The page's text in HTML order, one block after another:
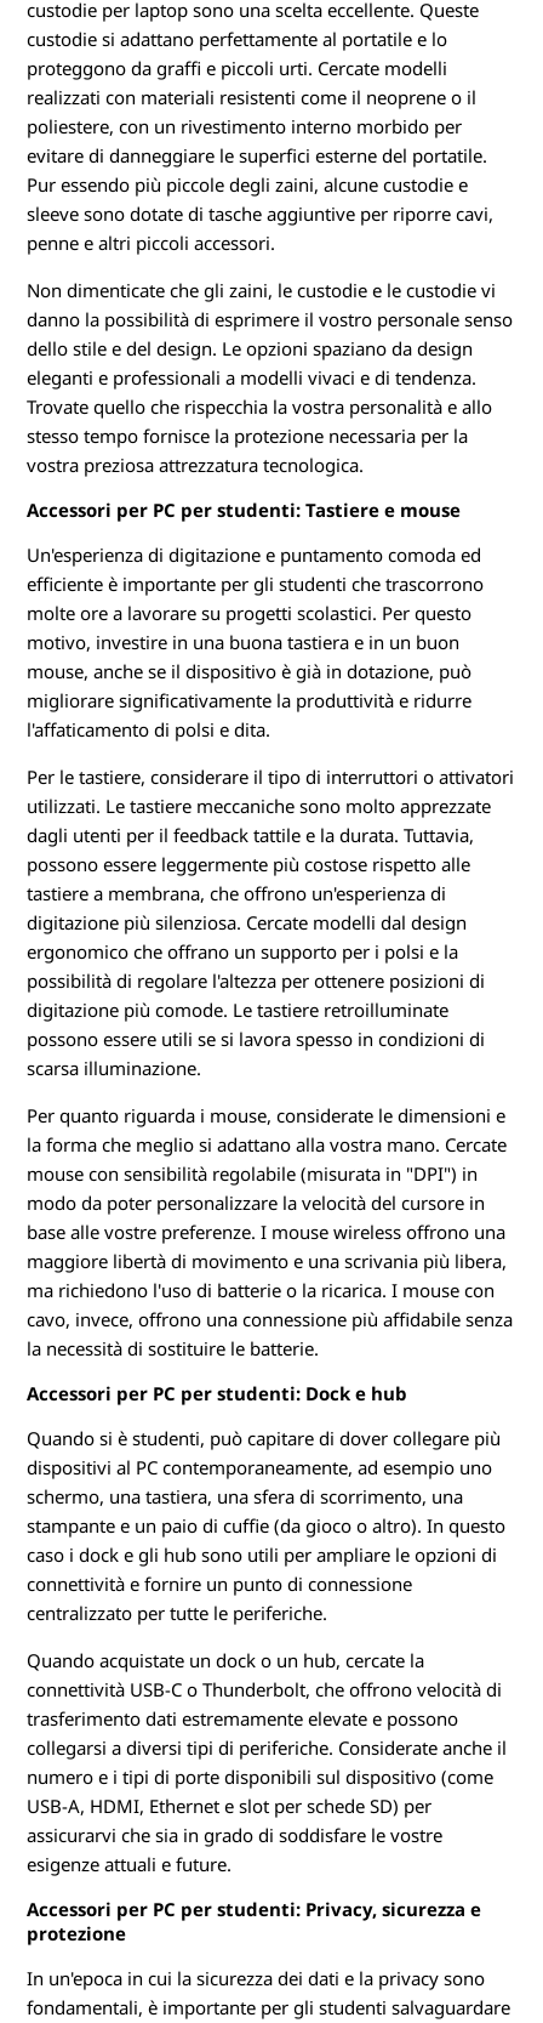
custodie per laptop sono una scelta eccellente. Queste
custodie si adattano perfettamente al portatile e lo
proteggono da graffi e piccoli urti. Cercate modelli
realizzati con materiali resistenti come il neoprene o il
poliestere, con un rivestimento interno morbido per
evitare di danneggiare le superfici esterne del portatile.
Pur essendo più piccole degli zaini, alcune custodie e
sleeve sono dotate di tasche aggiuntive per riporre cavi,
penne e altri piccoli accessori.
Non dimenticate che gli zaini, le custodie e le custodie vi
danno la possibilità di esprimere il vostro personale senso
dello stile e del design. Le opzioni spaziano da design
eleganti e professionali a modelli vivaci e di tendenza.
Trovate quello che rispecchia la vostra personalità e allo
stesso tempo fornisce la protezione necessaria per la
vostra preziosa attrezzatura tecnologica.
Accessori per PC per studenti: Tastiere e mouse
Un'esperienza di digitazione e puntamento comoda ed
efficiente è importante per gli studenti che trascorrono
molte ore a lavorare su progetti scolastici. Per questo
motivo, investire in una buona tastiera e in un buon
mouse, anche se il dispositivo è già in dotazione, può
migliorare significativamente la produttività e ridurre
l'affaticamento di polsi e dita.
Per le tastiere, considerare il tipo di interruttori o attivatori
utilizzati. Le tastiere meccaniche sono molto apprezzate
dagli utenti per il feedback tattile e la durata. Tuttavia,
possono essere leggermente più costose rispetto alle
tastiere a membrana, che offrono un'esperienza di
digitazione più silenziosa. Cercate modelli dal design
ergonomico che offrano un supporto per i polsi e la
possibilità di regolare l'altezza per ottenere posizioni di
digitazione più comode. Le tastiere retroilluminate
possono essere utili se si lavora spesso in condizioni di
scarsa illuminazione.
Per quanto riguarda i mouse, considerate le dimensioni e
la forma che meglio si adattano alla vostra mano. Cercate
mouse con sensibilità regolabile (misurata in "DPI") in
modo da poter personalizzare la velocità del cursore in
base alle vostre preferenze. I mouse wireless offrono una
maggiore libertà di movimento e una scrivania più libera,
ma richiedono l'uso di batterie o la ricarica. I mouse con
cavo, invece, offrono una connessione più affidabile senza
la necessità di sostituire le batterie.
Accessori per PC per studenti: Dock e hub
Quando si è studenti, può capitare di dover collegare più
dispositivi al PC contemporaneamente, ad esempio uno
schermo, una tastiera, una sfera di scorrimento, una
stampante e un paio di cuffie (da gioco o altro). In questo
caso i dock e gli hub sono utili per ampliare le opzioni di
connettività e fornire un punto di connessione
centralizzato per tutte le periferiche.
Quando acquistate un dock o un hub, cercate la
connettività USB-C o Thunderbolt, che offrono velocità di
trasferimento dati estremamente elevate e possono
collegarsi a diversi tipi di periferiche. Considerate anche il
numero e i tipi di porte disponibili sul dispositivo (come
USB-A, HDMI, Ethernet e slot per schede SD) per
assicurarvi che sia in grado di soddisfare le vostre
esigenze attuali e future.
Accessori per PC per studenti: Privacy, sicurezza e
protezione
In un'epoca in cui la sicurezza dei dati e la privacy sono
fondamentali, è importante per gli studenti salvaguardare